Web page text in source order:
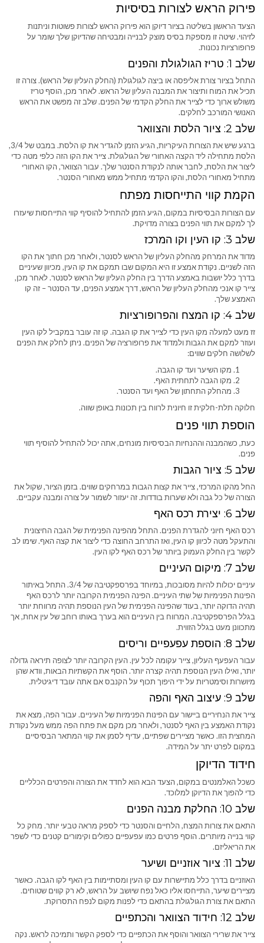
פירוק הראש לצורות בסיסיות
הצעד הראשון בשליטה בציור דיוקן הוא פירוק הראש לצורות פשוטות וניתנות
לזיהוי. שיטה זו מספקת בסיס מוצק לבנייה ומבטיחה שהדיוקן שלך שומר על
פרופורציות נכונות.
שלב 1: טריז הגולגולת והפנים
התחל בציור צורת אליפסה או ביצה לגולגולת (החלק העליון של הראש). צורה זו
תכיל את המוח ותיצור את המבנה העליון של הראש. לאחר מכן, הוסף טריז
משולש ארוך כדי לצייר את החלק הקדמי של הפנים. שלב זה מפשט את הראש
האנושי המורכב לחלקים.
שלב 2: ציור הלסת והצוואר
ברגע שיש את הצורות העיקריות, הגיע הזמן להגדיר את קו הלסת. במבט של 3/4,
הלסת מתחילה ליד הקצה האחורי של הגולגולת. צייר את הקו הזה כלפי מטה כדי
ליצור את הלסת, לחבר אותה לנקודת הסנטר שלך. עבור הצוואר, הקו האחורי
מתחיל מאחורי הלסת, והקו הקדמי מתחיל ממש מאחורי הסנטר.
הקמת קווי התייחסות מפתח
עם הצורות הבסיסיות במקום, הגיע הזמן להתחיל להוסיף קווי התייחסות שיעזרו
לך למקם את תווי הפנים בצורה מדויקת.
שלב 3: קו העין וקו המרכז
מדוד את המרחק מהחלק העליון של הראש לסנטר, ולאחר מכן חתוך את הקו
הזה לשניים. נקודת אמצע זו היא המקום שבו תמקם את קו העין, מכיוון שעיניים
בדרך כלל יושבות באמצע הדרך בין החלק העליון של הראש לסנטר. לאחר מכן,
צייר קו אנכי מהחלק העליון של הראש, דרך אמצע הפנים, עד הסנטר – זה קו
האמצע שלך.
שלב 4: קו המצח והפרופורציות
זז מעט למעלה מקו העין כדי לצייר את קו הגבה. קו זה עובר במקביל לקו העין
ועוזר למקם את הגבות ולמדוד את פרופורציה של הפנים. ניתן לחלק את הפנים
לשלושה חלקים שווים:
מקו השיער ועד קו הגבה.
מקו הגבה לתחתית האף.
מהחלק התחתון של האף ועד הסנטר.
חלוקה תלת-חלקית זו חיונית לרווח בין תכונות באופן שווה.
הוספת תווי פנים
כעת, כשהמבנה וההנחיות הבסיסיות מונחים, אתה יכול להתחיל להוסיף תווי
פנים.
שלב 5: ציור הגבות
החל מהקו המרכזי, צייר את קצות הגבות במרחקים שווים. בזמן הציור, שקול את
הצורה של כל גבה ולא שערות בודדות. זה יעזור לשמור על צורה ומבנה עקביים.
שלב 6: יצירת רכס האף
רכס האף חיוני להגדרת הפנים. התחל מהפינה הפנימית של הגבה החיצונית
והתעקל מטה לכיוון קו העין, ואז התרחב החוצה כדי ליצור את קצה האף. שימו לב
לקשר בין החלק העמוק ביותר של רכס האף לקו העין.
שלב 7: מיקום העיניים
עיניים יכולות להיות מסובכות, במיוחד בפרספקטיבה של 3/4. התחל באיתור
הפינות הפנימיות של שתי העיניים. הפינה הפנימית הקרובה יותר לרכס האף
תהיה הדוקה יותר, בעוד שהפינה הפנימית של העין הנוספת תהיה מרווחת יותר
בגלל הפרספקטיבה. המרווח בין העיניים הוא בערך באותו רוחב של עין אחת, אך
מתכוונן מעט בגלל הזווית.
שלב 8: הוספת עפעפיים וריסים
עבור העפעף העליון, צייר עקומה לכל עין. העין הקרובה יותר לצופה תיראה גדולה
יותר, ואילו העין הנוספת תהיה קצרה יותר. הוסף את הקשתיות הבאות, וודא שהן
מיושרות וסימטריות על ידי היפוך תכוף על הקנבס אם אתה עובד דיגיטלית.
שלב 9: עיצוב האף והפה
צייר את הנחיריים ביישור עם הפינות הפנימיות של העיניים. עבור הפה, מצא את
נקודת האמצע בין האף לסנטר, ולאחר מכן מקם את פתח הפה ממש מעל נקודת
המחצית הזו. כאשר מציירים שפתיים, עדיף לסמן את קווי המתאר הבסיסיים
במקום לפרט יתר על המידה.
חידוד הדיוקן
כשכל האלמנטים במקום, הצעד הבא הוא לחדד את הצורה והפרטים הכלליים
כדי להפוך את הדיוקן למלוכד.
שלב 10: החלקת מבנה הפנים
התאם את צורות המצח, הלחיים והסנטר כדי לספק מראה טבעי יותר. מחק כל
קווי בנייה מיותרים. הוסף פרטים כמו עפעפיים כפולים וקימורים קטנים כדי לשפר
את הריאליזם.
שלב 11: ציור אוזניים ושיער
האוזניים בדרך כלל מתיישרות עם קו העין ומסתיימות בין האף לקו הגבה. כאשר
מציירים שיער, התייחסו אליו כאל נפח שיושב על הראש, לא רק קווים שטוחים.
התאם את צורת הגולגולת בהתאם כדי לפנות מקום לנפח התסרוקת.
שלב 12: חידוד הצוואר והכתפיים
צייר את שרירי הצוואר והוסף את הכתפיים כדי לספק הקשר ותמיכה לראש. נקה